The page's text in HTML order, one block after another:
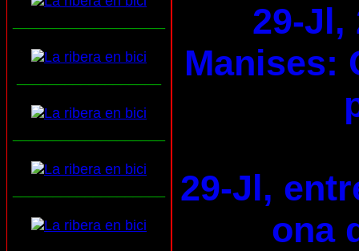
29-Jl,
Manises:
29-Jl,
ona